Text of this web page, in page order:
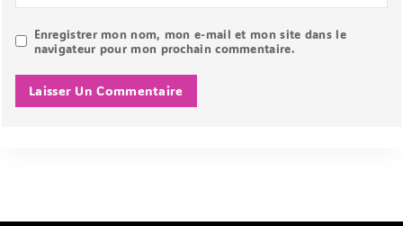
Enregistrer mon nom, mon e-mail et mon site dans le
navigateur pour mon prochain commentaire.